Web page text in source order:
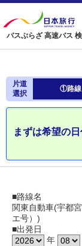
バスぷらざ 高速バス
片道
選択
①路線
まずは希望の
■路線名
関東自動車(宇都
エ号）)
■出発日
年